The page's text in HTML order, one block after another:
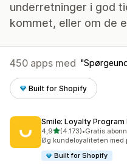
underretninger i god
kommet, eller om de
450 apps med
Built for Shopify
Smile: Loyalty Program
4,9ud af 5 stjerner
(4.173)
4173 anmeldelser i alt
•Gratis
Øg kundeloyaliteten med
Built for Shopify